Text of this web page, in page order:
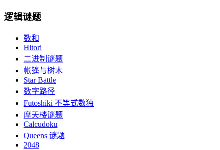
逻辑谜题
数和
Hitori
二进制谜题
帐篷与树木
Star Battle
数字路径
Futoshiki 不等式数独
摩天楼谜题
Calcudoku
Queens 谜题
2048